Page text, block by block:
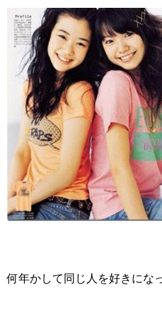
何年かして同じ人を好きにな